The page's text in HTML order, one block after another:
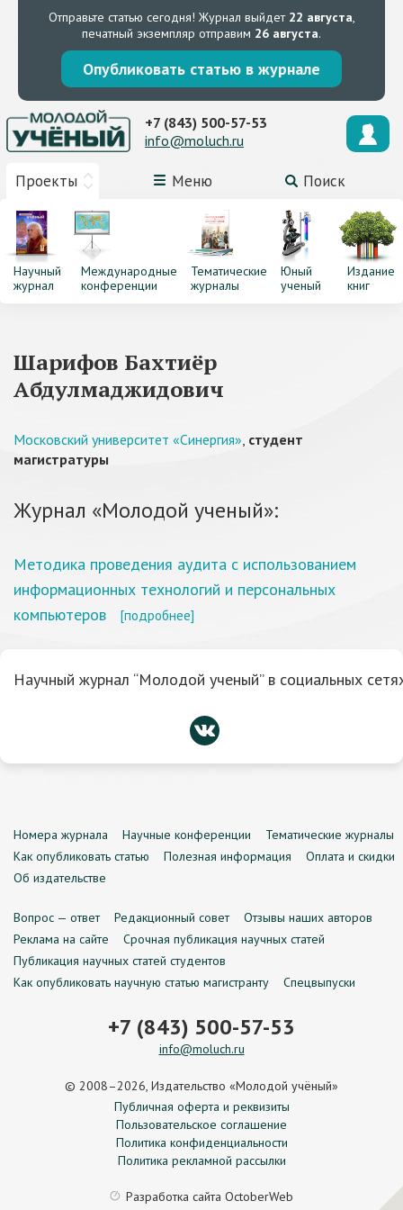
Отправьте статью сегодня! Журнал выйдет 22 августа,
печатный экземпляр отправим 26 августа.
Опубликовать статью в журнале
Проекты Меню Поиск
+7 (843) 500-57-53
info@moluch.ru
Научный
журнал
Международные
конференции
Тематические
журналы
Юный
ученый
Издание
книг
Шарифов Бахтиёр
Абдулмаджидович
Московский университет «Синергия», студент
магистратуры
Журнал «Молодой ученый»:
Методика проведения аудита с использованием
информационных технологий и персональных
компьютеров
[подробнее]
Научный журнал “Молодой ученый” в социальных
Номера журнала Научные конференции
Тематические журналы
Как опубликовать статью
Полезная информация
Оплата и скидки
Об издательстве
Вопрос — ответ Редакционный совет
Отзывы наших авторов
Реклама на сайте
Срочная публикация научных статей
Публикация научных статей студентов
Как опубликовать научную статью магистранту
Спецвыпуски
+7 (843) 500-57-53
info@moluch.ru
© 2008–2026, Издательство «Молодой учёный»
Публичная оферта и реквизиты
Пользовательское соглашение
Политика конфиденциальности
Политика рекламной рассылки
Разработка сайта OctoberWeb